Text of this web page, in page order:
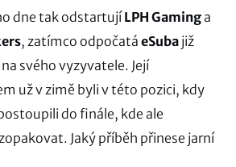
dne tak odstartují LPH Gaminga
, zatímco odpočatá eSuba již
svého vyzyvatele. Její
už v zimě byli v této pozici, kdy
do finále, kde ale
Jaký příběh přinese jarní